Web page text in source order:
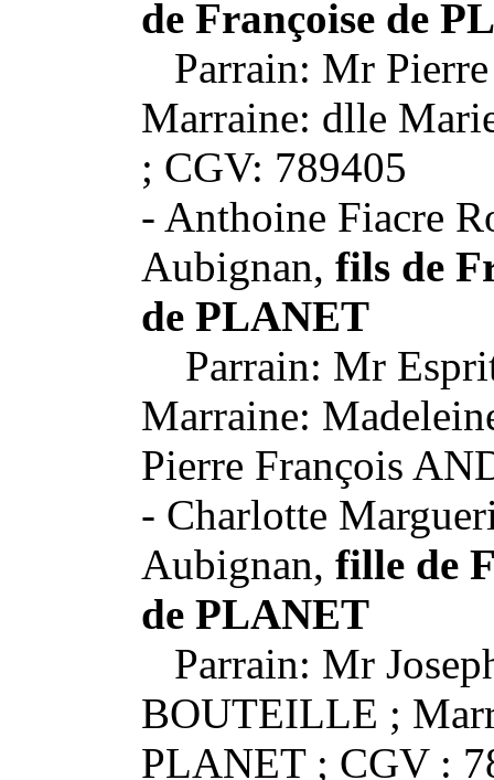
de Françoise de
Parrain: Mr Pierre
Marraine: dlle
; CGV: 789405
- Anthoine Fiacre
Aubignan, fils de
de PLANET
Parrain: Mr
Marraine:
Pierre François
- Charlotte
Aubignan, fille de
de PLANET
Parrain: Mr
BOUTEILLE ;
PLANET ; CGV :